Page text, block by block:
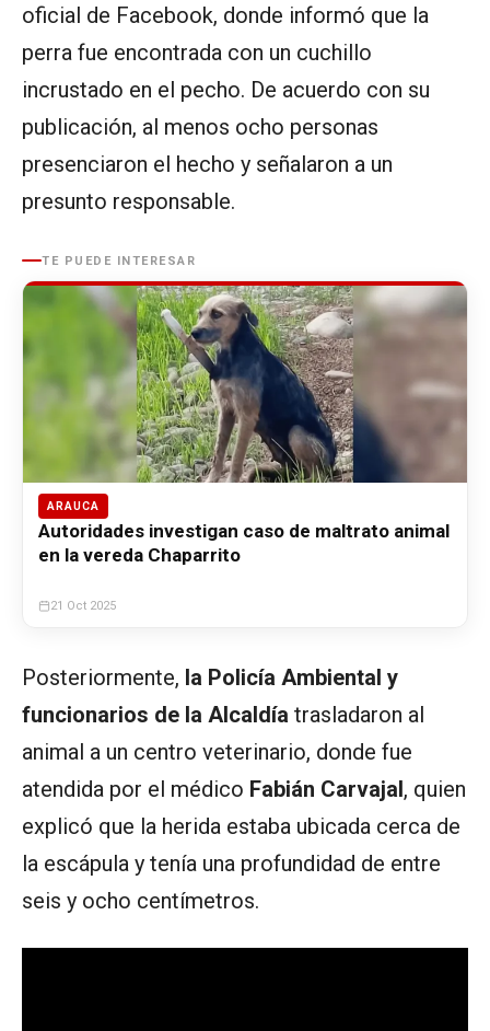
oficial de Facebook, donde informó que la
perra fue encontrada con un cuchillo
incrustado en el pecho. De acuerdo con su
publicación, al menos ocho personas
presenciaron el hecho y señalaron a un
presunto responsable.
TE PUEDE INTERESAR
ARAUCA
Autoridades investigan caso de maltrato animal
en la vereda Chaparrito
21 Oct 2025
Posteriormente, la Policía Ambiental y
funcionarios de la Alcaldía trasladaron al
animal a un centro veterinario, donde fue
atendida por el médico Fabián Carvajal, quien
explicó que la herida estaba ubicada cerca de
la escápula y tenía una profundidad de entre
seis y ocho centímetros.